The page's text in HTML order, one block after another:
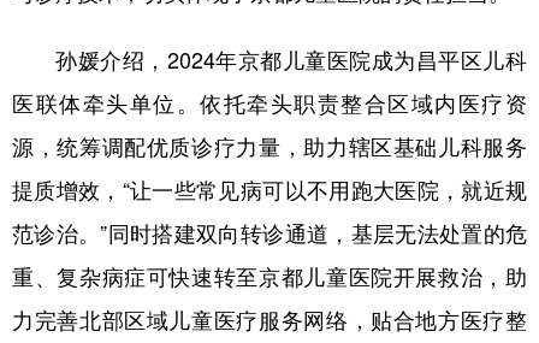
孙媛介绍，2024年京都儿童医院成为昌平区儿科
医联体牵头单位。依托牵头职责整合区域内医疗资
源，统筹调配优质诊疗力量，助力辖区基础儿科服务
提质增效，“让一些常见病可以不用跑大医院，就近规
范诊治。”同时搭建双向转诊通道，基层无法处置的危
重、复杂病症可快速转至京都儿童医院开展救治，助
力完善北部区域儿童医疗服务网络，贴合地方医疗整